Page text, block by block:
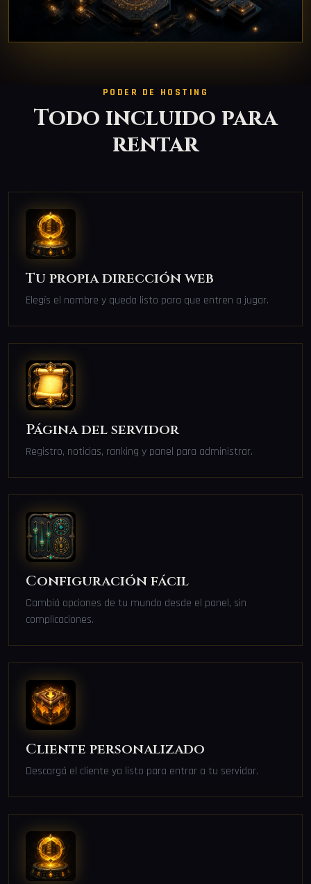
PODER DE HOSTING
Todo incluido para
rentar
Tu propia dirección web
Elegís el nombre y queda listo para que entren a jugar.
Página del servidor
Registro, noticias, ranking y panel para administrar.
Configuración fácil
Cambiá opciones de tu mundo desde el panel, sin
complicaciones.
Cliente personalizado
Descargá el cliente ya listo para entrar a tu servidor.